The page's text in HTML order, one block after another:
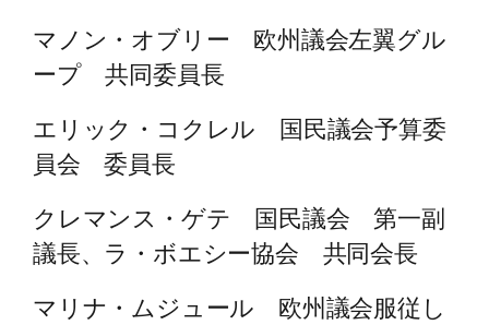
マノン・オブリー 欧州議会左翼グル
ープ 共同委員長
エリック・コクレル 国民議会予算委
員会 委員長
クレマンス・ゲテ 国民議会 第一副
議長、ラ・ボエシー協会 共同会長
マリナ・ムジュール 欧州議会服従し